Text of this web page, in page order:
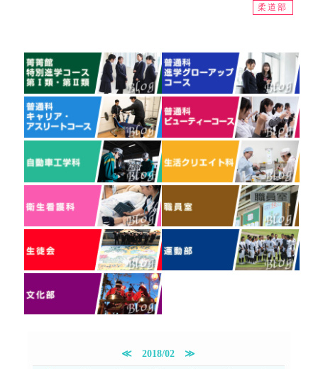
柔道部
≪ 2018/02 ≫